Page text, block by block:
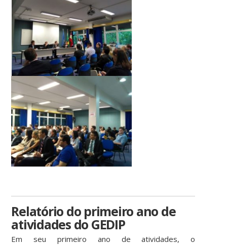
Relatório do primeiro ano de
atividades do GEDIP
Em seu primeiro ano de atividades, o